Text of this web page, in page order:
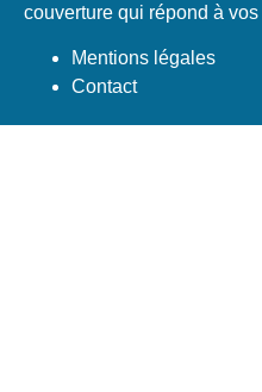
couverture qui répond à
Mentions légales
Contact